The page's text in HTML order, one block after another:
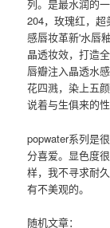
列。是最水润的
204，玫瑰红，超
感唇妆革新'水唇
晶透妆效，打造
唇瓣注入晶透水
花四溅，染上五
说着与生俱来的性
popwater系列是
分喜爱。显色度
样，我不寻求耐
有不美观的。
随机文章：